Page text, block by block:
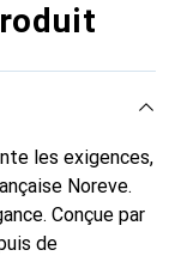
les exigences,
Noreve.
Conçue par
de